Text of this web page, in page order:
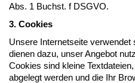
Abs. 1 Buchst. f DSGVO.
3. Cookies
Unsere Internetseite verwendet
dienen dazu, unser Angebot
Cookies sind kleine
abgelegt werden und die Ihr